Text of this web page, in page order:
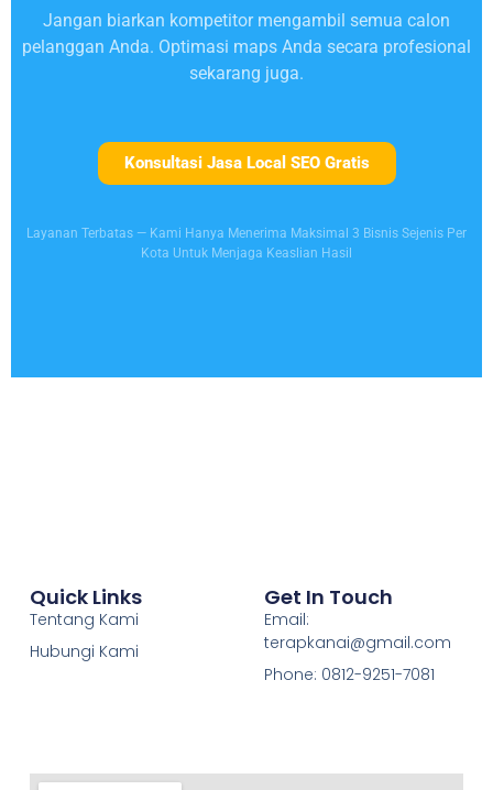
Jangan biarkan kompetitor mengambil semua calon
pelanggan Anda. Optimasi maps Anda secara profesional
sekarang juga.
Konsultasi Jasa Local SEO Gratis
Layanan Terbatas — Kami Hanya Menerima Maksimal 3 Bisnis Sejenis Per
Kota Untuk Menjaga Keaslian Hasil
Quick Links
Tentang Kami
Hubungi Kami
Get In Touch
Email:
terapkanai@gmail.com
Phone: 0812-9251-7081